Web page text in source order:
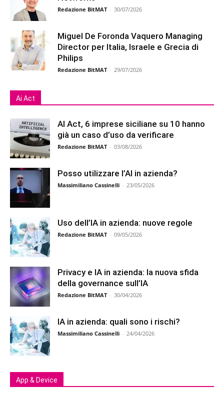
Redazione BitMAT - 30/07/2026
Miguel De Foronda Vaquero Managing
Director per Italia, Israele e Grecia di
Philips
Redazione BitMAT - 29/07/2026
Ai Act
AI Act, 6 imprese siciliane su 10 hanno
già un caso d’uso da verificare
Redazione BitMAT - 03/08/2026
Posso utilizzare l’AI in azienda?
Massimiliano Cassinelli - 23/05/2026
Uso dell’IA in azienda: nuove regole
Redazione BitMAT - 09/05/2026
Privacy e IA in azienda: la nuova sfida
della governance sull’IA
Redazione BitMAT - 30/04/2026
IA in azienda: quali sono i rischi?
Massimiliano Cassinelli - 24/04/2026
App & Device